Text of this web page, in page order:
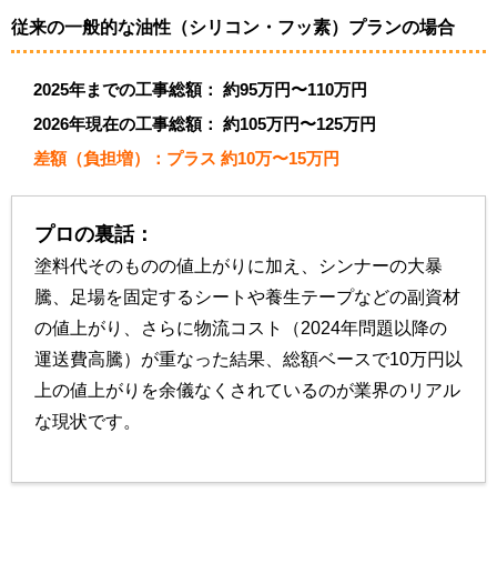
従来の一般的な油性（シリコン・フッ素）プランの場合
2025年までの工事総額： 約95万円〜110万円
2026年現在の工事総額： 約105万円〜125万円
差額（負担増）：プラス 約10万〜15万円
プロの裏話：
塗料代そのものの値上がりに加え、シンナーの大暴
騰、足場を固定するシートや養生テープなどの副資材
の値上がり、さらに物流コスト（2024年問題以降の
運送費高騰）が重なった結果、総額ベースで10万円以
上の値上がりを余儀なくされているのが業界のリアル
な現状です。